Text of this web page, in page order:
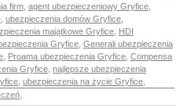
firm agent ubezpieczeniowy Gryfice
ubezpieczenia domów Gryfice
majątkowe Gryfice HDI
Gryfice Generali ubezpieczenia
Proama ubezpieczenia Gryfice Compensa
Gryfice najlepsze ubezpieczenia
ubezpieczenia na życie Gryfice